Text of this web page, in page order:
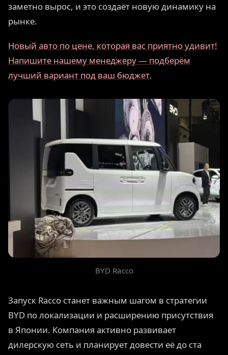
заметно вырос, и это создаёт новую динамику на
рынке.
Новый авто по цене, которая вас приятно удивит!
Напишите нашему менеджеру — подберём
лучший вариант под ваш бюджет.
BYD Racco
Запуск Racco станет важным шагом в стратегии
BYD по локализации и расширению присутствия
в Японии. Компания активно развивает
дилерскую сеть и планирует довести её до ста